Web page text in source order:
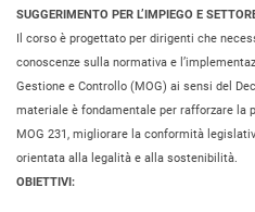
SUGGERIMENTO PER L’IMPIEGO E
Il corso è progettato per dirigenti che
conoscenze sulla normativa e
Gestione e Controllo (MOG) ai sensi del
materiale è fondamentale per rafforzare la
MOG 231, migliorare la conformità
orientata alla legalità e alla sostenibilità.
OBIETTIVI: